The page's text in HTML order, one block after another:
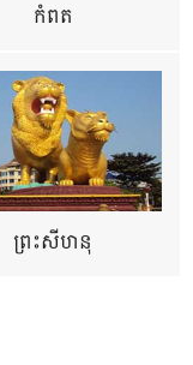
កំពត
ព្រះសីហនុ